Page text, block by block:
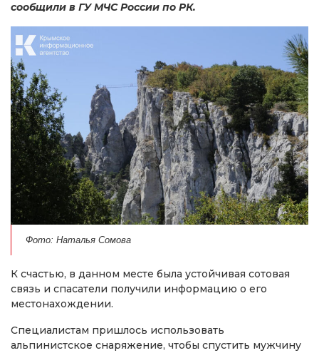
сообщили в ГУ МЧС России по РК.
Фото: Наталья Сомова
К счастью, в данном месте была устойчивая сотовая
связь и спасатели получили информацию о его
местонахождении.
Специалистам пришлось использовать
альпинистское снаряжение, чтобы спустить мужчину